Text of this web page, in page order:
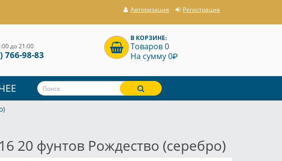
Авторизация Регистрация
до 21:00
766-98-83
В КОРЗИНЕ:
Товаров 0
На сумму 0P
20 фунтов Рождество (серебро)